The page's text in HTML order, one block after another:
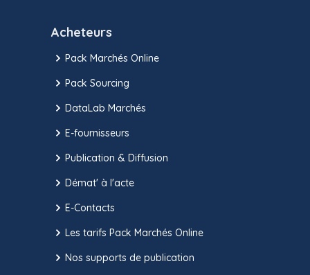
Acheteurs
Pack Marchés Online
Pack Sourcing
DataLab Marchés
E-fournisseurs
Publication & Diffusion
Démat' à l'acte
E-Contacts
Les tarifs Pack Marchés Online
Nos supports de publication